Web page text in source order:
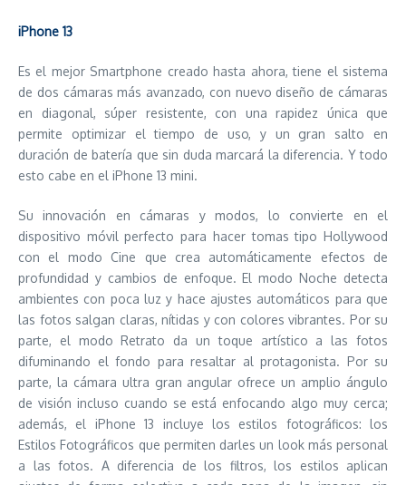
iPhone 13
Es el mejor Smartphone creado hasta ahora, tiene el sistema
de dos cámaras más avanzado, con nuevo diseño de cámaras
en diagonal, súper resistente, con una rapidez única que
permite optimizar el tiempo de uso, y un gran salto en
duración de batería que sin duda marcará la diferencia. Y todo
esto cabe en el iPhone 13 mini.
Su innovación en cámaras y modos, lo convierte en el
dispositivo móvil perfecto para hacer tomas tipo Hollywood
con el modo Cine que crea automáticamente efectos de
profundidad y cambios de enfoque. El modo Noche detecta
ambientes con poca luz y hace ajustes automáticos para que
las fotos salgan claras, nítidas y con colores vibrantes. Por su
parte, el modo Retrato da un toque artístico a las fotos
difuminando el fondo para resaltar al protagonista. Por su
parte, la cámara ultra gran angular ofrece un amplio ángulo
de visión incluso cuando se está enfocando algo muy cerca;
además, el iPhone 13 incluye los estilos fotográficos: los
Estilos Fotográficos que permiten darles un look más personal
a las fotos. A diferencia de los filtros, los estilos aplican